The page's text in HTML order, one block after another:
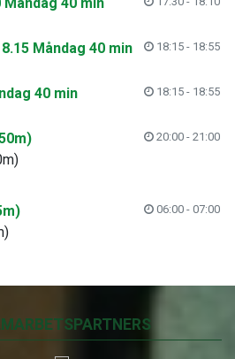
Måndag 40 min
18:15 - 18:55
40 min
18:15 - 18:55
20:00 - 21:00
06:00 - 07:00